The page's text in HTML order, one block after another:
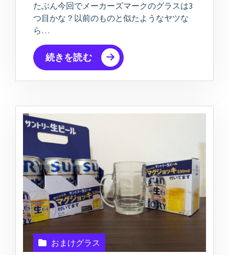
たぶん今回でメーカーズマークのグラスは3
つ目かな？以前のものと似たようなヤツな
ら…
続きを読む
おまけグラス